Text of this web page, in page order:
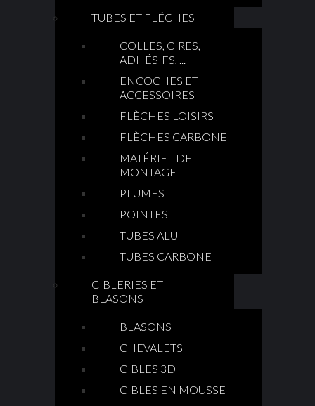
TUBES ET FLÉCHES
COLLES, CIRES,
ADHÉSIFS, ...
ENCOCHES ET
ACCESSOIRES
FLÈCHES LOISIRS
FLÈCHES CARBONE
MATÉRIEL DE
MONTAGE
PLUMES
POINTES
TUBES ALU
TUBES CARBONE
CIBLERIES ET
BLASONS
BLASONS
CHEVALETS
CIBLES 3D
CIBLES EN MOUSSE